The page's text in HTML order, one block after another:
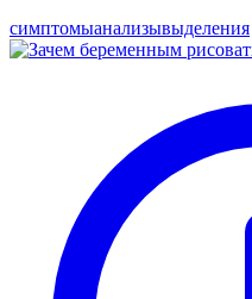
симптомыанализывыделения